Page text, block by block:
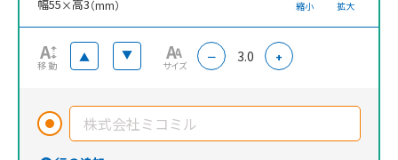
縮小 拡大
幅55×高3（mm）
移動
▲ ▲
サイズ
－ 3.0 +